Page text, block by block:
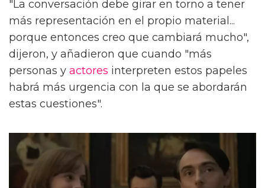
"La conversación debe girar en torno a tener
más representación en el propio material...
porque entonces creo que cambiará mucho",
dijeron, y añadieron que cuando "más
personas y actores interpreten estos papeles
habrá más urgencia con la que se abordarán
estas cuestiones".